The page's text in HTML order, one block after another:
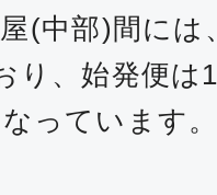
(中部)間に
り、始発便
っています